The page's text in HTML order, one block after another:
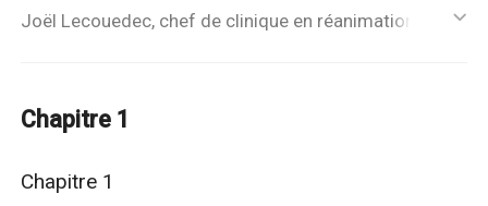
Joël Lecouedec, chef de clinique en réanimation à
certaine Françoise Morvan. Qui a glissé ces
encore, la propriétaire habite tout près de chez ses
ic_default
Chapitre 1
Chapitre 1